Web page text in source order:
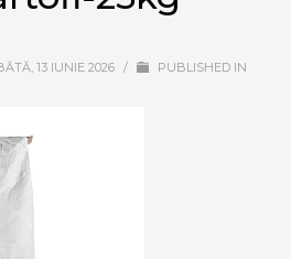
13 IUNIE 2026 / PUBLISHED IN